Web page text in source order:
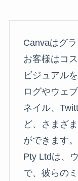
Canvaはグ
お客様はコ
ビジュアル
ログやウェ
ネイル、
ど、さまざ
ができます
Pty Ltdは、
で、彼らの